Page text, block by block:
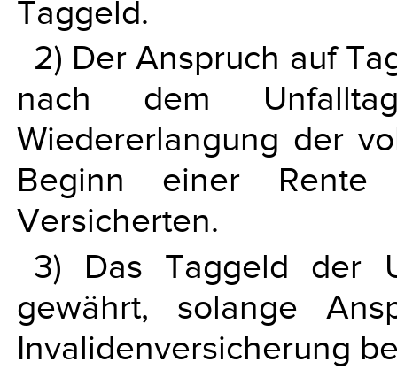
Taggeld.
2) Der Anspruch auf
nach dem
Wiedererlangung der
Beginn einer
Versicherten.
3) Das Taggeld der
gewährt, solange
Invalidenversicherung